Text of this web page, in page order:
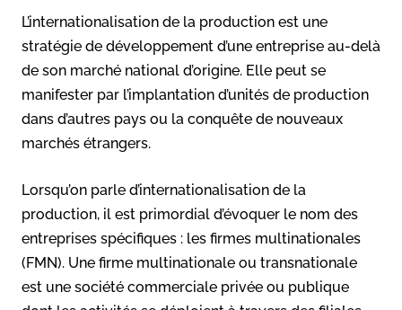
L’internationalisation de la production est une
stratégie de développement d’une entreprise au-delà
de son marché national d’origine. Elle peut se
manifester par l’implantation d’unités de production
dans d’autres pays ou la conquête de nouveaux
marchés étrangers.
Lorsqu’on parle d’internationalisation de la
production, il est primordial d’évoquer le nom des
entreprises spécifiques : les firmes multinationales
(FMN). Une firme multinationale ou transnationale
est une société commerciale privée ou publique